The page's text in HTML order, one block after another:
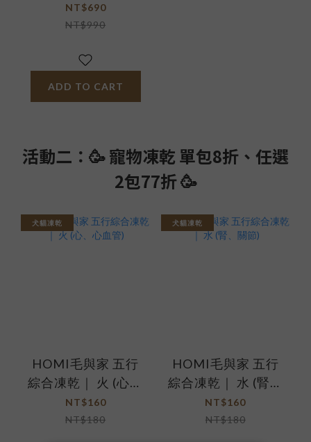
NT$690
NT$990
ADD TO CART
活動二：🥳 寵物凍乾 單包8折、任選
2包77折 🥳
犬貓凍乾
HOMI毛與家 五行
綜合凍乾｜ 火 (心、
心血管)
NT$160
NT$180
犬貓凍乾
HOMI毛與家 五行
綜合凍乾｜ 水 (腎、
關節)
NT$160
NT$180